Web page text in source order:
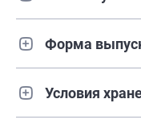
Форма
Условия